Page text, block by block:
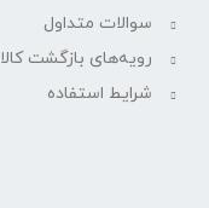
سوالات متداول
رویه‌های بازگشت کالا
شرایط استفاده